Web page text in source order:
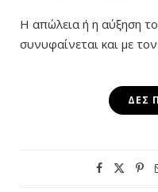
Η απώλεια ή η αύξηση
συνυφαίνεται και με
ΔΕΣ